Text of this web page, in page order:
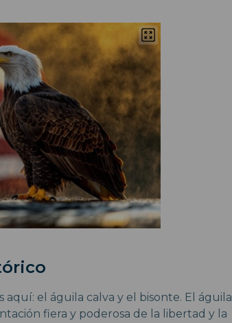
el águila calva y el bisonte. El águila
fiera y poderosa de la libertad y la